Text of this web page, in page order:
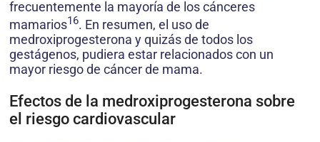
frecuentemente la mayoría de los cánceres
mamarios16. En resumen, el uso de
medroxiprogesterona y quizás de todos los
gestágenos, pudiera estar relacionados con un
mayor riesgo de cáncer de mama.
Efectos de la medroxiprogesterona sobre
el riesgo cardiovascular